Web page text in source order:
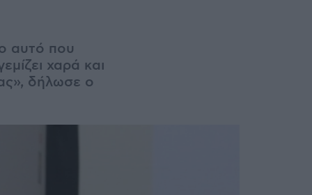
αυτό που
χαρά και
δήλωσε ο